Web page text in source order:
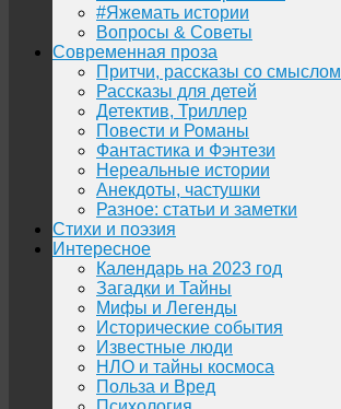
#Яжемать истории
Вопросы & Советы
Современная проза
Притчи, рассказы со смыслом
Рассказы для детей
Детектив, Триллер
Повести и Романы
Фантастика и Фэнтези
Нереальные истории
Анекдоты, частушки
Разное: статьи и заметки
Стихи и поэзия
Интересное
Календарь на 2023 год
Загадки и Тайны
Мифы и Легенды
Исторические события
Известные люди
НЛО и тайны космоса
Польза и Вред